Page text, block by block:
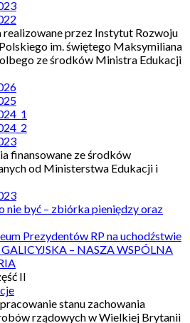
realizowane przez Instytut Rozwoju
im. świętego Maksymiliana
ze środków Ministra Edukacji
finansowane ze środków
od Ministerstwa Edukacji i
nie być – zbiórka pieniędzy oraz
Prezydentów RP na uchodźstwie
– NASZA WSPÓLNA
II
stanu zachowania
rządowych w Wielkiej Brytanii